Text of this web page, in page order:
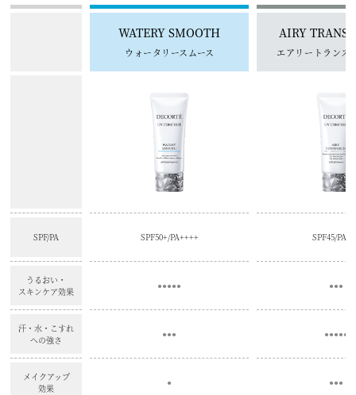
WATERY SMOOTH
ウォータリースムース
AIRY
エアリートランス
SPF/PA SPF50+/PA++++ SPF45/
うるおい・
スキンケア効果
●●●●● ●●●
汗・水・こすれ
への強さ
●●● ●●●●●
メイクアップ
効果
● ●●●